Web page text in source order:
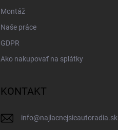
Montáž
Naše práce
GDPR
Ako nakupovať na splátky
KONTAKT
info@najlacnejsieautoradia.sk